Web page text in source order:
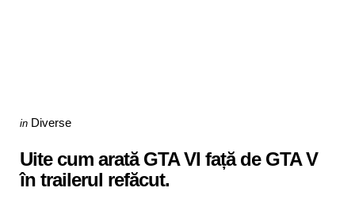
Categories
Posted
in Diverse
Uite cum arată GTA VI față de GTA V
în trailerul refăcut.